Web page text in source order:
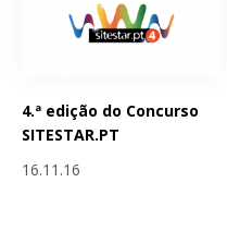
4.ª edição do Concurso
SITESTAR.PT
16.11.16